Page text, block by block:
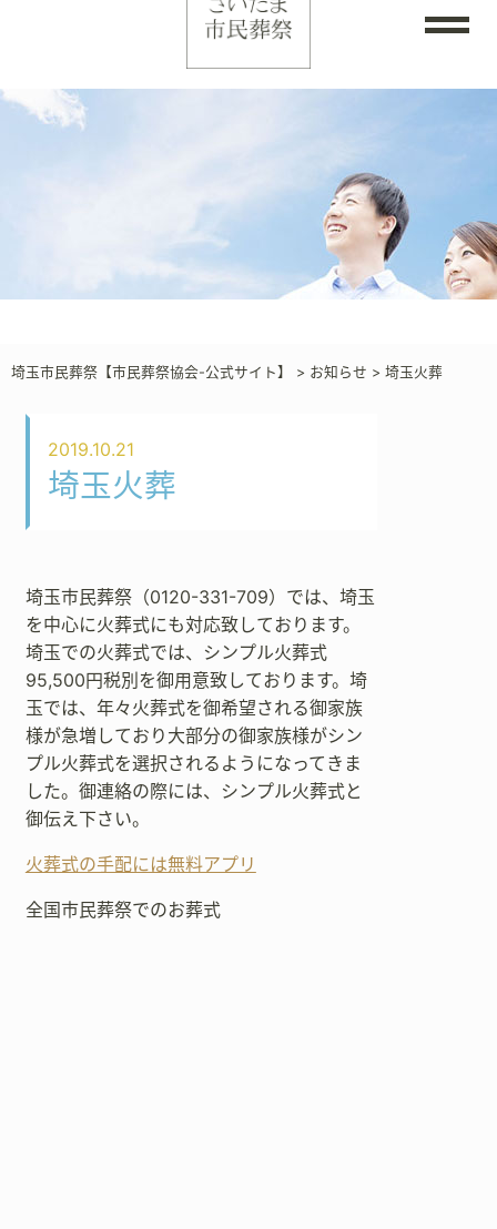
埼玉市民葬祭【市民葬祭協会-公式サイト】 > お知らせ > 埼玉火葬
2019.10.21
埼玉火葬
埼玉市民葬祭（0120-331-709）では、埼玉
を中心に火葬式にも対応致しております。
埼玉での火葬式では、シンプル火葬式
95,500円税別を御用意致しております。埼
玉では、年々火葬式を御希望される御家族
様が急増しており大部分の御家族様がシン
プル火葬式を選択されるようになってきま
した。御連絡の際には、シンプル火葬式と
御伝え下さい。
火葬式の手配には無料アプリ
全国市民葬祭でのお葬式